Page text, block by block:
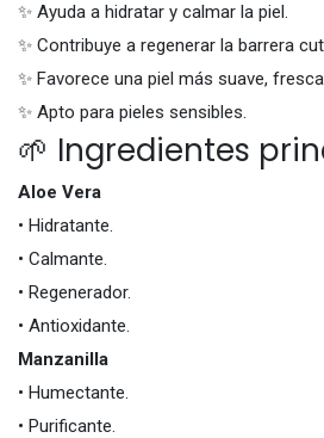
✨ Ayuda a hidratar y calmar la piel.
✨ Contribuye a regenerar la barrera
✨ Favorece una piel más suave,
✨ Apto para pieles sensibles.
🌱 Ingredientes
Aloe Vera
• Hidratante.
• Calmante.
• Regenerador.
• Antioxidante.
Manzanilla
• Humectante.
• Purificante.